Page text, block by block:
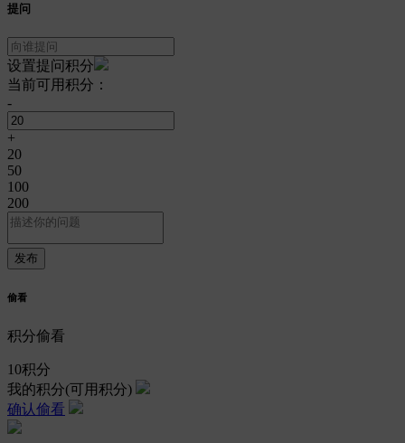
提问
设置提问积分
当前可用积分：
-
+
20
50
100
200
偷看
积分偷看
10积分
我的积分(可用积分)
确认偷看